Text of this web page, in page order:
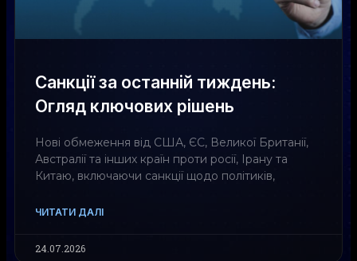
Санкції за останній тиждень:
Огляд ключових рішень
Нові обмеження від США, ЄС, Великої Британії,
Австралії та інших країн проти росії, Ірану та
Китаю, включаючи санкції щодо політиків,
ЧИТАТИ ДАЛІ
24.07.2026